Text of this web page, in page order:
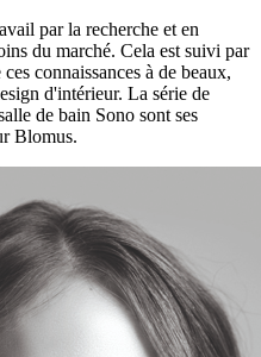
par la recherche et en
du marché. Cela est suivi par
connaissances à de beaux,
d'intérieur. La série de
de bain Sono sont ses
Blomus.